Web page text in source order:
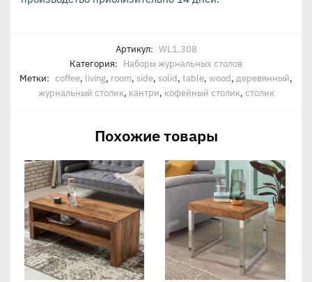
Артикул: WL1.308
Категория: Наборы журнальных столов
Метки: coffee, living, room, side, solid, table, wood, деревянный,
журнальный столик, кантри, кофейный столик, столик
Похожие товары